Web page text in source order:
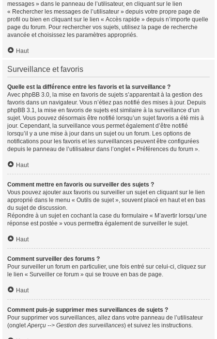
messages » dans le panneau de l’utilisateur, en cliquant sur le lien
« Rechercher les messages de l’utilisateur » depuis votre propre page de
profil ou bien en cliquant sur le lien « Accès rapide » depuis n’importe quelle
page du forum. Pour rechercher vos sujets, utilisez la page de recherche
avancée et choisissez les paramètres appropriés.
Haut
Surveillance et favoris
Quelle est la différence entre les favoris et la surveillance ?
Avec phpBB 3.0, la mise en favoris de sujets s’apparentait à la gestion des
favoris dans un navigateur. Vous n’étiez pas notifié des mises à jour. Depuis
phpBB 3.1, la mise en favoris de sujets est similaire à la surveillance d’un
sujet. Vous pouvez désormais être notifié lorsqu’un sujet favoris a été mis à
jour. Cependant, la surveillance vous permet également d’être notifié
lorsqu’il y a une mise à jour dans un sujet ou un forum. Les options de
notifications pour les favoris et les surveillances peuvent être configurées
depuis le panneau de l’utilisateur dans l’onglet « Préférences du forum ».
Haut
Comment mettre en favoris ou surveiller des sujets ?
Vous pouvez ajouter aux favoris ou surveiller un sujet en cliquant sur le lien
approprié dans le menu « Outils de sujet », souvent placé en haut et en bas
du sujet de discussion.
Répondre à un sujet en cochant la case du formulaire « M’avertir lorsqu’une
réponse est postée » vous permettra également de surveiller le sujet.
Haut
Comment surveiller des forums ?
Pour surveiller un forum en particulier, une fois entré sur celui-ci, cliquez sur
le lien « Surveiller ce forum » qui se trouve en bas de page.
Haut
Comment puis-je supprimer mes surveillances de sujets ?
Pour supprimer vos surveillances, allez dans votre panneau de l’utilisateur
(ongletAperçu --> Gestion des surveillances) et suivez les instructions.